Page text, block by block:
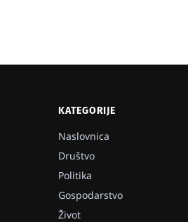
KATEGORIJE
Naslovnica
Društvo
Politika
Gospodarstvo
Život